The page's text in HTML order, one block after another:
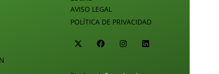
AVISO LEGAL
POLÍTICA DE PRIVACIDAD